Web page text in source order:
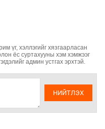
үг, хэллэгийг хязгаарласан
ёс суртахууны хэм хэмжээг
админ устгах эрхтэй.
НИЙТЛЭХ